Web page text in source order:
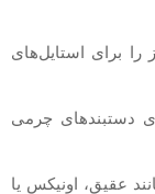
را برای استایل‌های
دستبندهای چرمی
عقیق، اونیکس یا